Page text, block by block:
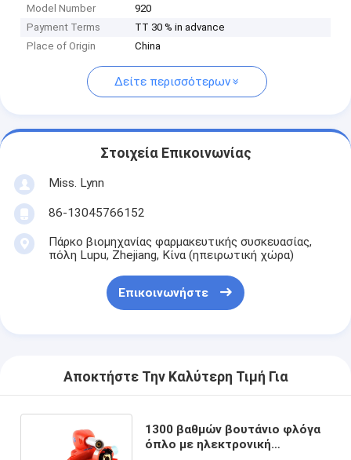
Model Number
920
Payment Terms
TT 30 % in advance
Place of Origin
China
Δείτε περισσότερων
Στοιχεία Επικοινωνίας
Miss. Lynn
86-13045766152
Πάρκο βιομηχανίας φαρμακευτικής συσκευασίας,
πόλη Lupu, Zhejiang, Κίνα (ηπειρωτική χώρα)
Επικοινωνήστε
Αποκτήστε Την Καλύτερη Τιμή Για
1300 βαθμών βουτάνιο φλόγα
όπλο με ηλεκτρονική